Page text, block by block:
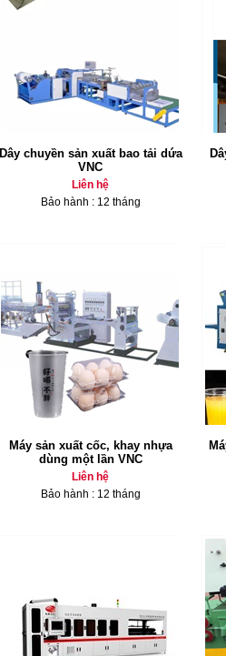
Dây chuyền sản xuất bao tải dứa
VNC
Liên hệ
Bảo hành : 12 tháng
Máy sản xuất cốc, khay nhựa
dùng một lần VNC
Liên hệ
Bảo hành : 12 tháng